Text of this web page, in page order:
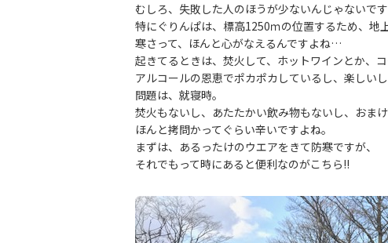
むしろ、失敗した人のほうが少ないんじゃないで
特にぐりんぱは、標高1250ｍの位置するため、
寒さって、ほんと心がなえるんですよね…
起きてるときは、焚火して、ホットワインとか、
アルコールの恩恵でポカポカしているし、楽しい
問題は、就寝時。
焚火もないし、あたたかい飲み物もないし、おま
ほんと拷問かってぐらい辛いですよね。
まずは、あるったけのウエアをきて防寒ですが、
それでもって時にあると便利なのがこちら‼